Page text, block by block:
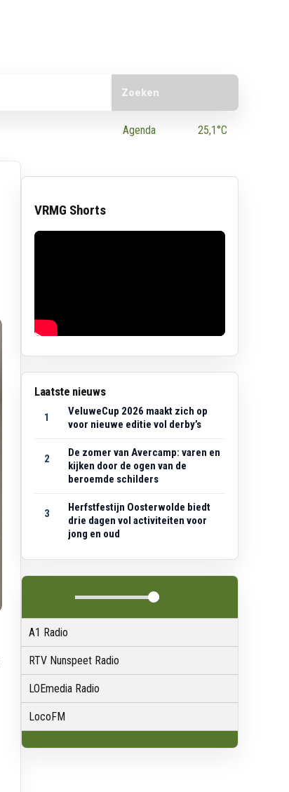
Agenda 25,1°C
VRMG Shorts
Laatste nieuws
1
VeluweCup 2026 maakt zich op
voor nieuwe editie vol derby’s
2
De zomer van Avercamp: varen en
kijken door de ogen van de
beroemde schilders
3
Herfstfestijn Oosterwolde biedt
drie dagen vol activiteiten voor
jong en oud
A1 Radio
RTV Nunspeet Radio
LOEmedia Radio
LocoFM